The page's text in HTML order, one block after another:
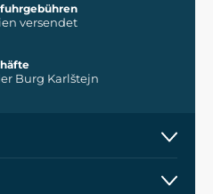
versendet
Burg Karlštejn